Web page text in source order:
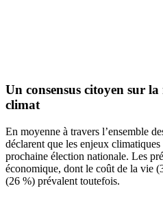
Un consensus citoyen sur la
climat
En moyenne à travers l’ensemble
déclarent que les enjeux
prochaine élection nationale. Les
économique, dont le coût de la vie
(26 %) prévalent toutefois.